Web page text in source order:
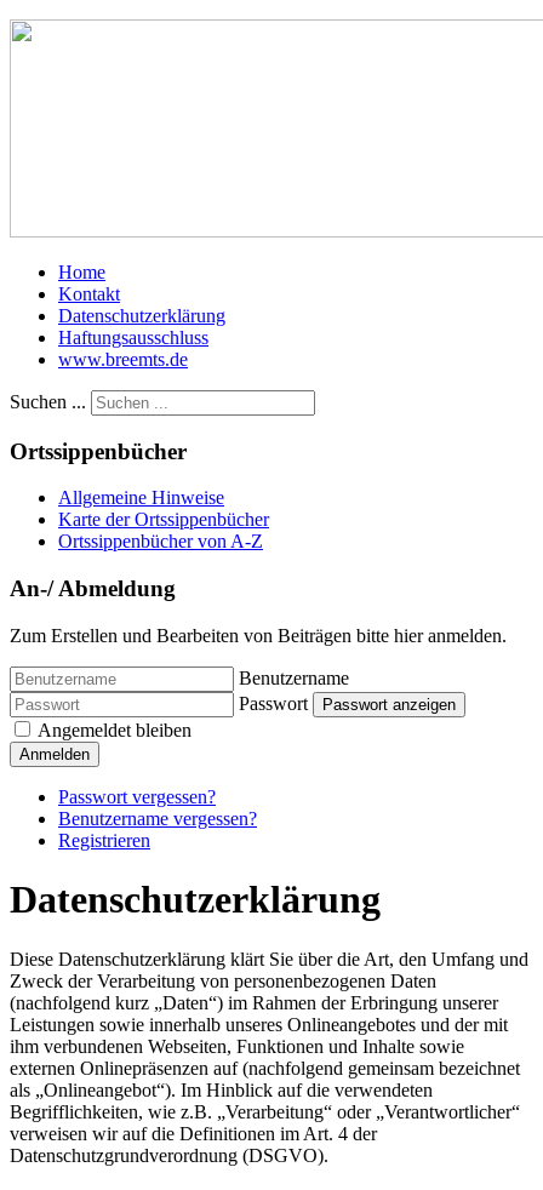
Home
Kontakt
Datenschutzerklärung
Haftungsausschluss
www.breemts.de
Suchen ...
Ortssippenbücher
Allgemeine Hinweise
Karte der Ortssippenbücher
Ortssippenbücher von A-Z
An-/ Abmeldung
Zum Erstellen und Bearbeiten von Beiträgen bitte hier anmelden.
Benutzername
Passwort
Passwort anzeigen
Angemeldet bleiben
Anmelden
Passwort vergessen?
Benutzername vergessen?
Registrieren
Datenschutzerklärung
Diese Datenschutzerklärung klärt Sie über die Art, den Umfang und
Zweck der Verarbeitung von personenbezogenen Daten
(nachfolgend kurz „Daten“) im Rahmen der Erbringung unserer
Leistungen sowie innerhalb unseres Onlineangebotes und der mit
ihm verbundenen Webseiten, Funktionen und Inhalte sowie
externen Onlinepräsenzen auf (nachfolgend gemeinsam bezeichnet
als „Onlineangebot“). Im Hinblick auf die verwendeten
Begrifflichkeiten, wie z.B. „Verarbeitung“ oder „Verantwortlicher“
verweisen wir auf die Definitionen im Art. 4 der
Datenschutzgrundverordnung (DSGVO).